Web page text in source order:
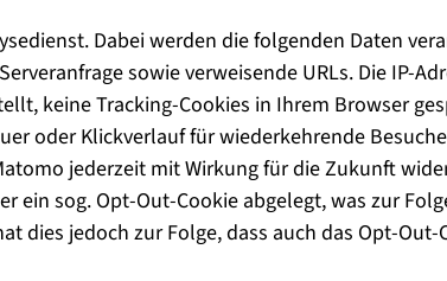
Dabei werden die folgenden Daten
sowie verweisende URLs. Die IP-
keine Tracking-Cookies in Ihrem Browser
oder Klickverlauf für wiederkehrende
jederzeit mit Wirkung für die Zukunft
sog. Opt-Out-Cookie abgelegt, was zur
dies jedoch zur Folge, dass auch das Opt-